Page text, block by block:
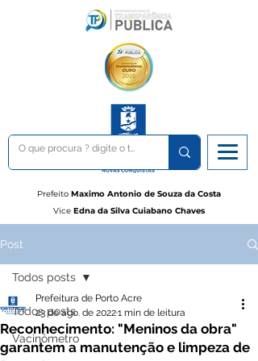
Prefeito Maximo Antonio de Souza da Costa
Vice Edna da Silva Cuiabano Chaves
Post
Todos posts
Vacinômetro
Todos posts
Reconhecimento: "Meninos da obra"
garantem a manutenção e limpeza de
Prefeitura de Porto Acre
23 de ago. de 20221 min de leitura